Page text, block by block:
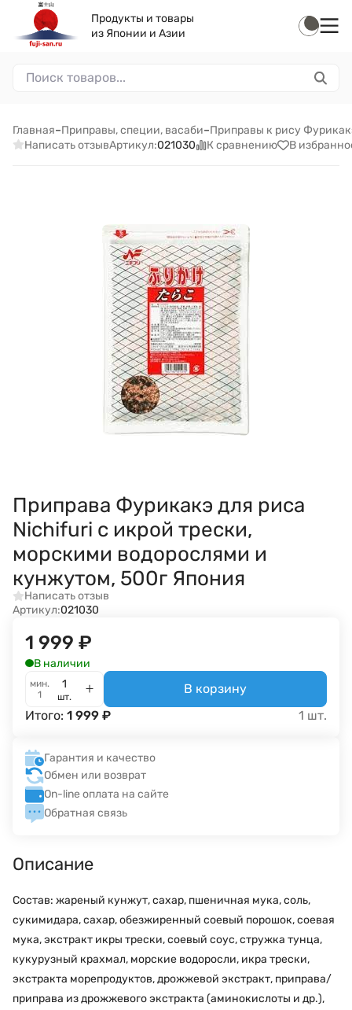
Продукты и товары
из Японии и Азии
Главная–Приправы, специи, васаби–Приправы к рису
Написать отзывАртикул:021030 К сравнению В
Приправа Фурикакэ для риса
Nichifuri с икрой трески,
морскими водорослями и
кунжутом, 500г Япония
Написать отзыв
Артикул:021030
1 999 ₽
В наличии
мин.
1
шт.
В корзину
Итого: 1 999 ₽ 1 шт.
Гарантия и качество
Обмен или возврат
On-line оплата на сайте
Обратная связь
Описание
Состав: жареный кунжут, сахар, пшеничная мука, соль,
сукимидара, сахар, обезжиренный соевый порошок, соевая
мука, экстракт икры трески, соевый соус, стружка тунца,
кукурузный крахмал, морские водоросли, икра трески,
экстракта морепродуктов, дрожжевой экстракт, приправа/
приправа из дрожжевого экстракта (аминокислоты и др.),